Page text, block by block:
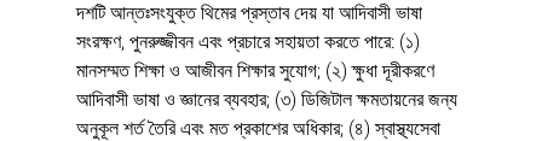
দশটি আন্তঃসংযুক্ত থিমের প্রস্তাব দেয় যা আদিবাসী ভাষা
সংরক্ষণ, পুনরুজ্জীবন এবং প্রচারে সহায়তা করতে পারে: (১)
মানসম্মত শিক্ষা ও আজীবন শিক্ষার সুযোগ; (২) ক্ষুধা দূরীকরণে
আদিবাসী ভাষা ও জ্ঞানের ব্যবহার; (৩) ডিজিটাল ক্ষমতায়নের জন্য
অনুকূল শর্ত তৈরি এবং মত প্রকাশের অধিকার; (৪) স্বাস্থ্যসেবা